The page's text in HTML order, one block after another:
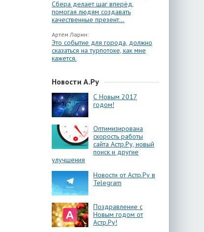
Сбера делает шаг вперёд,
помогая людям создавать
качественные презент...
Артём Ларин:
Это событие для города, должно
сказаться на турпотоке, как мне
кажется.
Новости А.Ру
С Новым 2017
годом!
Оптимизирована
скорость работы
сайта Астр.Ру, новый
поиск и другие
улучшения
Новости от Астр.Ру в
Telegram
Поздравление с
Новым годом от
Астр.Ру!